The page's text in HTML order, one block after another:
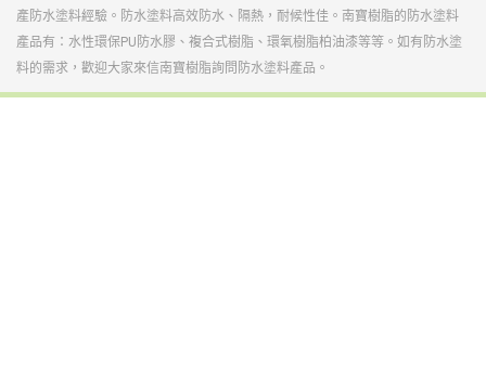
產防水塗料經驗。防水塗料高效防水、隔熱，耐候性佳。南寶樹脂的防水塗料
產品有： 水性環保PU防水膠 、 複合式樹脂 、環氧樹脂柏油漆等等。如有防水塗
料的需求，歡迎大家來信南寶樹脂詢問防水塗料產品。